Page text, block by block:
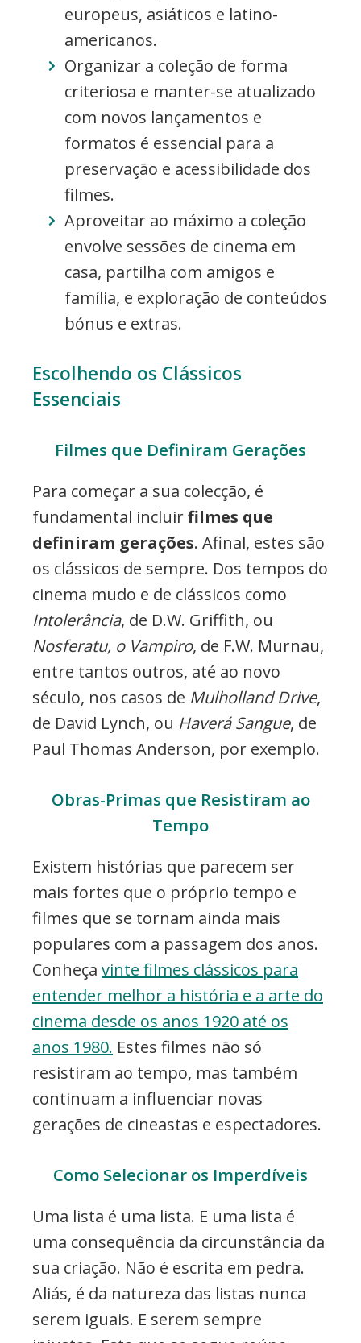
europeus, asiáticos e latino-
americanos.
Organizar a coleção de forma
criteriosa e manter-se atualizado
com novos lançamentos e
formatos é essencial para a
preservação e acessibilidade dos
filmes.
Aproveitar ao máximo a coleção
envolve sessões de cinema em
casa, partilha com amigos e
família, e exploração de conteúdos
bónus e extras.
Escolhendo os Clássicos
Essenciais
Filmes que Definiram Gerações
Para começar a sua colecção, é
fundamental incluirfilmes que
definiram gerações. Afinal, estes são
os clássicos de sempre. Dos tempos do
cinema mudo e de clássicos como
Intolerância, de D.W. Griffith, ou
Nosferatu, o Vampiro, de F.W. Murnau,
entre tantos outros, até ao novo
século, nos casos de Mulholland Drive,
de David Lynch, ou Haverá Sangue, de
Paul Thomas Anderson, por exemplo.
Obras-Primas que Resistiram ao
Tempo
Existem histórias que parecem ser
mais fortes que o próprio tempo e
filmes que se tornam ainda mais
populares com a passagem dos anos.
Conheça vinte filmes clássicos para
entender melhor a história e a arte do
cinema desde os anos 1920 até os
anos 1980. Estes filmes não só
resistiram ao tempo, mas também
continuam a influenciar novas
gerações de cineastas e espectadores.
Como Selecionar os Imperdíveis
Uma lista é uma lista. E uma lista é
uma consequência da circunstância da
sua criação. Não é escrita em pedra.
Aliás, é da natureza das listas nunca
serem iguais. E serem sempre